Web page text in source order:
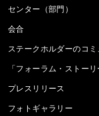
センター（部門）
会合
ステークホルダーのコミ
「フォーラム・ストーリ
プレスリリース
フォトギャラリー